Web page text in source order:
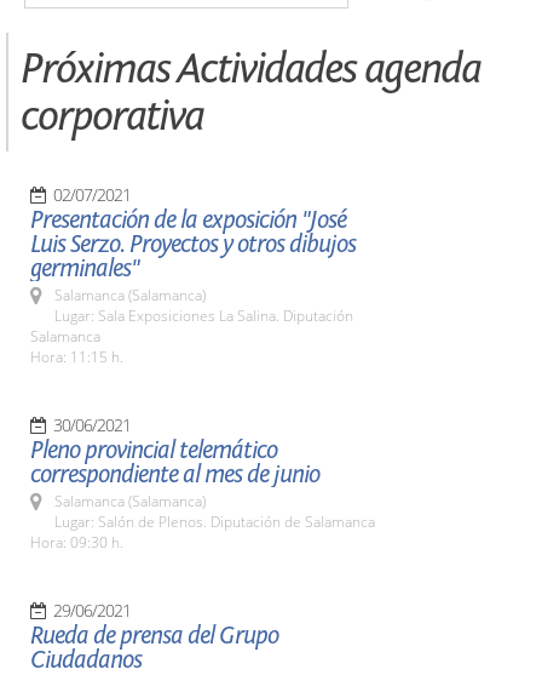
Próximas Actividades agenda
corporativa
02/07/2021
Presentación de la exposición "José
Luis Serzo. Proyectos y otros dibujos
germinales"
Salamanca (Salamanca)
Lugar: Sala Exposiciones La Salina. Diputación
Salamanca
Hora: 11:15 h.
30/06/2021
Pleno provincial telemático
correspondiente al mes de junio
Salamanca (Salamanca)
Lugar: Salón de Plenos. Diputación de Salamanca
Hora: 09:30 h.
29/06/2021
Rueda de prensa del Grupo
Ciudadanos